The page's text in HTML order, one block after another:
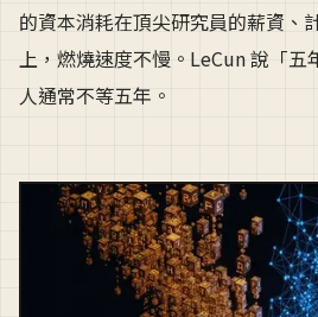
的資本消耗在頂尖研究員的薪資、
上，燃燒速度不慢。LeCun 說「五
人通常不等五年。